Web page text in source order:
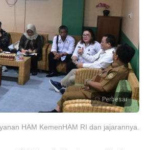
Perbesar
HAM KemenHAM RI dan jajarannya.